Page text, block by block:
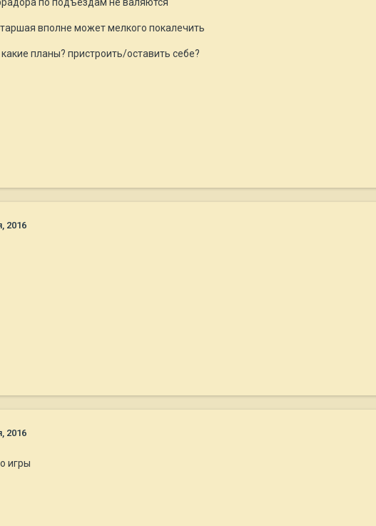
вполне может мелкого покалечить
планы? пристроить/оставить себе?
2016
2016
игры